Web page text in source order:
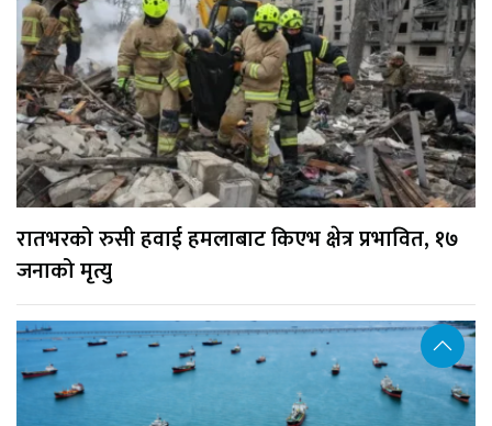
रातभरको रुसी हवाई हमलाबाट किएभ क्षेत्र प्रभावित, १७
जनाको मृत्यु